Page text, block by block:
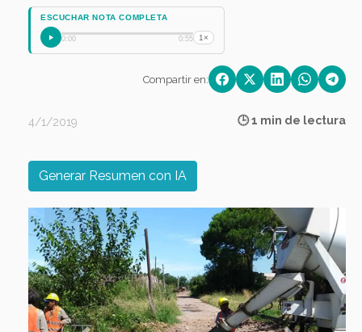
ESCUCHAR NOTA COMPLETA
0:00 0:55 1×
Compartir en:
4/1/2019 🕒 1 min de lectura
Generar Resumen con IA